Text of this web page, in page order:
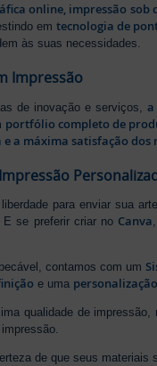
online, impressão
em tecnologia de
às suas necessidades.
Impressão
de inovação e serviços,a
portfólio completo de
a máxima satisfação dos
para enviar sua
E se preferir criar no Canva
contamos com um
e uma
qualidade de
de que seus